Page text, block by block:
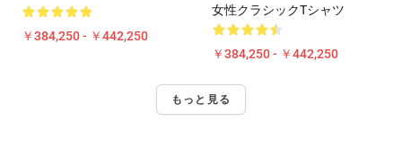
￥384,250 - ￥442,250
女性クラシックTシャツ
￥384,250 - ￥442,250
もっと見る